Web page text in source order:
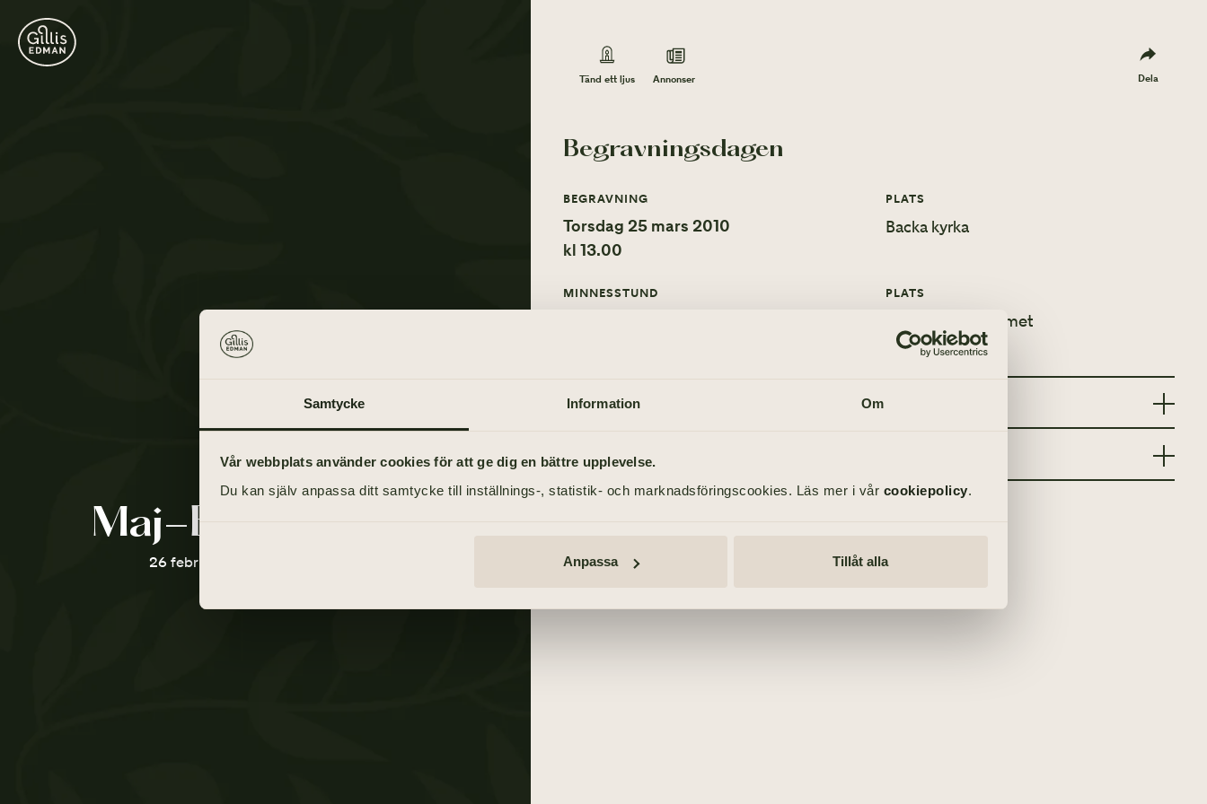
Samtycke Information Om
Vår webbplats använder cookies för att ge dig en bättre upplevelse.
Du kan själv anpassa ditt samtycke till inställnings-, statistik- och marknadsföringscookies. Läs mer i vår cookiepolicy.
Anpassa Tillåt alla
Maj-Britt Thorén
26 februari 1936 - 22 februari 2010
Tänd ett ljus Annonser Dela
Begravningsdagen
BEGRAVNING
Torsdag 25 mars 2010
kl 13.00
PLATS
Backa kyrka
MINNESSTUND PLATS
Församlingshemmet
Tänd ett ljus
TÄND ETT LJUS
Annonser
TIDNINGSANNONSER